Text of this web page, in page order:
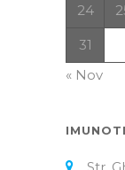
24
31
« Nov
Str.